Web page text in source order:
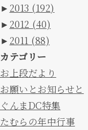
► 2013 (192)
► 2012 (40)
► 2011 (88)
カテゴリー
お上段だより
お願いとお知らせと
ぐんまDC特集
たむらの年中行事